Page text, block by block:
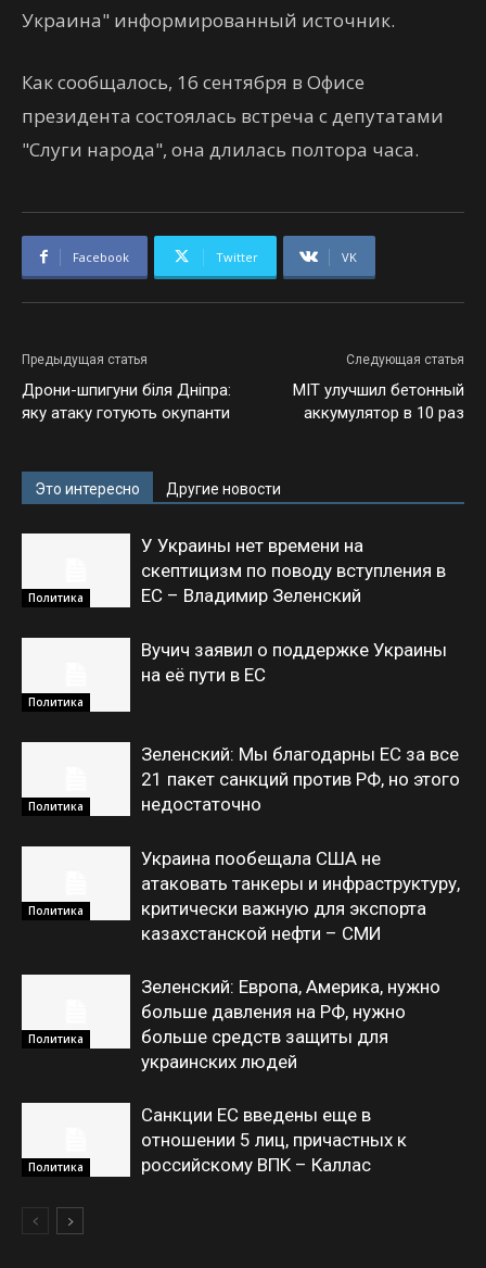
Украина" информированный источник.
Как сообщалось, 16 сентября в Офисе
президента состоялась встреча с депутатами
"Слуги народа", она длилась полтора часа.
Facebook Twitter VK
Предыдущая статья
Дрони-шпигуни біля Дніпра:
яку атаку готують окупанти
Следующая статья
MIT улучшил бетонный
аккумулятор в 10 раз
Это интересно Другие новости
Политика
У Украины нет времени на
скептицизм по поводу вступления в
ЕС – Владимир Зеленский
Политика
Вучич заявил о поддержке Украины
на её пути в ЕС
Политика
Зеленский: Мы благодарны ЕС за все
21 пакет санкций против РФ, но этого
недостаточно
Политика
Украина пообещала США не
атаковать танкеры и инфраструктуру,
критически важную для экспорта
казахстанской нефти – СМИ
Политика
Зеленский: Европа, Америка, нужно
больше давления на РФ, нужно
больше средств защиты для
украинских людей
Политика
Санкции ЕС введены еще в
отношении 5 лиц, причастных к
российскому ВПК – Каллас